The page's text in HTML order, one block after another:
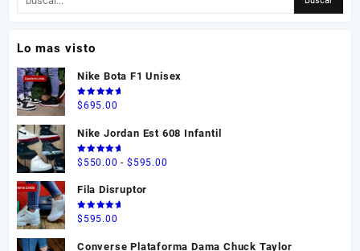
de
Lo mas visto
Nike Bota F1 Unisex
Valorado
en 5.00
$695.00
Nike Jordan Est 608 Infantil
Valorado
en 5.00
$ 550.00 - $ 595.00
hasta
Fila Disruptor
Valorado
en 5.00
$ 595.00
Converse Plataforma Dama Chuck Taylor